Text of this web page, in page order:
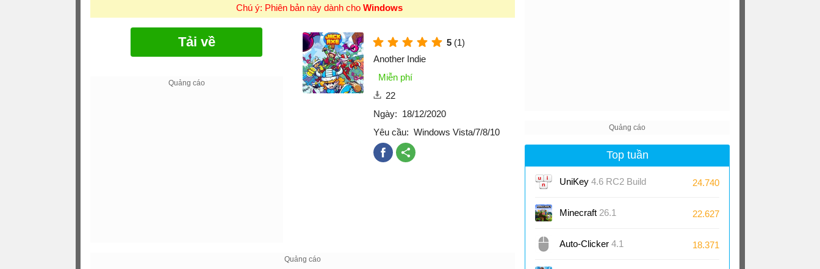
Chú ý: Phiên bản này dành cho Windows
Tải về 5 (1)
Another Indie
Miễn phí
22
Ngày: 18/12/2020
Yêu cầu: Windows Vista/7/8/10
Top tuần
UniKey 4.6 RC2 Build
230919
24.740
Minecraft 26.1 22.627
Auto-Clicker 4.1 18.371